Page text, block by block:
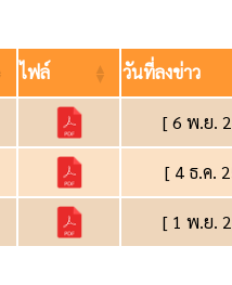
ไฟล์ วันที่ลงข่าว
[ 6 พ.ย.
[ 4 ธ.ค.
[ 1 พ.ย.